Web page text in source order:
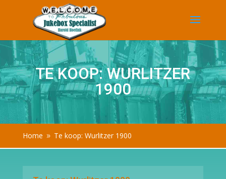
TE KOOP: WURLITZER
1900
Home 9 Te koop: Wurlitzer 1900